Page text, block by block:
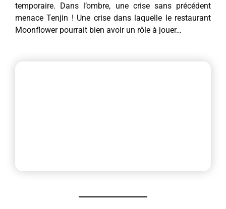
temporaire. Dans l’ombre, une crise sans précédent
menace Tenjin ! Une crise dans laquelle le restaurant
Moonflower pourrait bien avoir un rôle à jouer…